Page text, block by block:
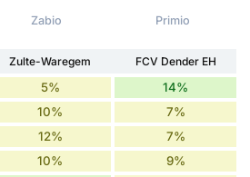
Zabio Primio
Zulte-Waregem
FCV Dender EH
5% 14%
10% 7%
12% 7%
10% 9%